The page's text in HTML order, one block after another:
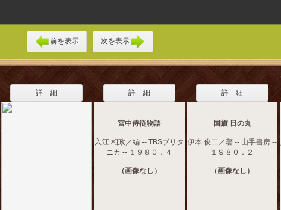
前を表示 次を表示
詳 細 詳 細
宮中侍従物語
入江 相政／編 -- TBSブリタ
ニカ -- １９８０．４
（画像なし）
詳 細
国旗 日の丸
伊本 俊二／著 -- 山手書房 --
１９８０．２
（画像なし）